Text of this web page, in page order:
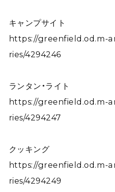
キャンプサイト
https://greenfield.od.m-
ries/4294246
ランタン・ライト
https://greenfield.od.m-
ries/4294247
クッキング
https://greenfield.od.m-
ries/4294249